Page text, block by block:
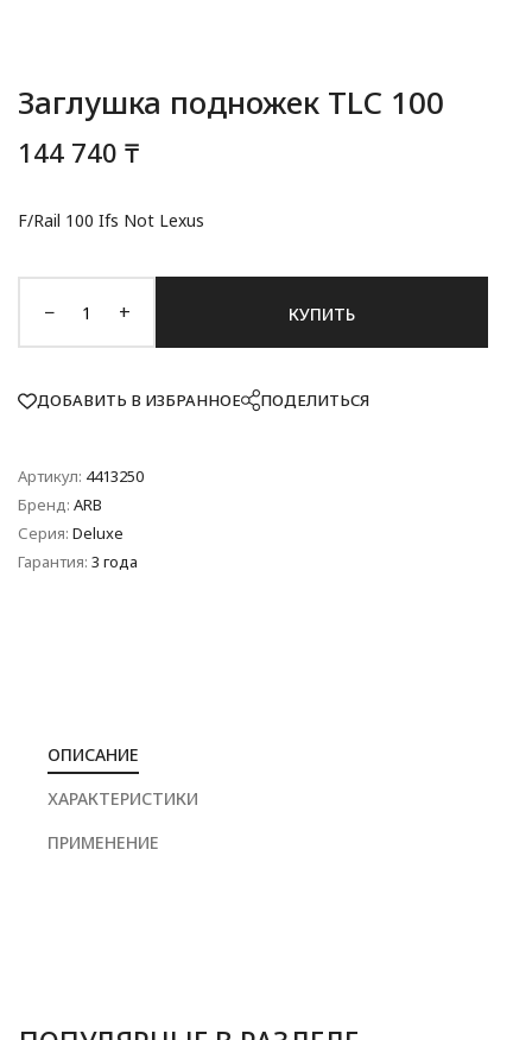
Заглушка подножек TLC 100
144 740 ₸
F/Rail 100 Ifs Not Lexus
− + КУПИТЬ
ДОБАВИТЬ В ИЗБРАННОЕ ПОДЕЛИТЬСЯ
Артикул: 4413250
Бренд: ARB
Серия: Deluxe
Гарантия: 3 года
ОПИСАНИЕ
ХАРАКТЕРИСТИКИ
ПРИМЕНЕНИЕ